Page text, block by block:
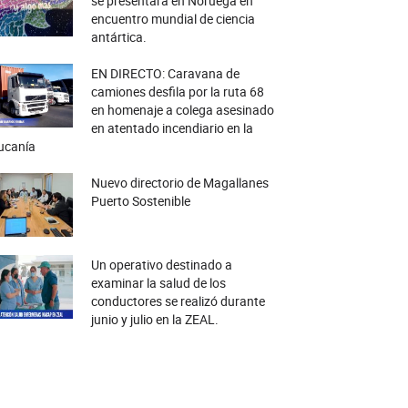
encuentro mundial de ciencia
antártica.
EN DIRECTO: Caravana de
camiones desfila por la ruta 68
en homenaje a colega asesinado
en atentado incendiario en la
Nuevo directorio de Magallanes
Puerto Sostenible
Un operativo destinado a
examinar la salud de los
conductores se realizó durante
junio y julio en la ZEAL.